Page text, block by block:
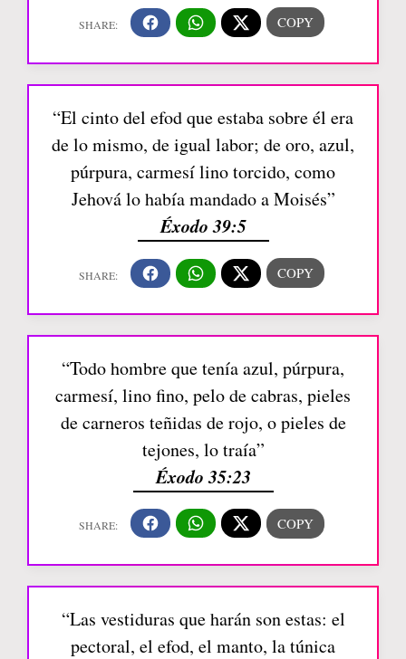
“El cinto del efod que estaba sobre él era
de lo mismo, de igual labor; de oro, azul,
púrpura, carmesí lino torcido, como
Jehová lo había mandado a Moisés”
Éxodo 39:5
“Todo hombre que tenía azul, púrpura,
carmesí, lino fino, pelo de cabras, pieles
de carneros teñidas de rojo, o pieles de
tejones, lo traía”
Éxodo 35:23
“Las vestiduras que harán son estas: el
pectoral, el efod, el manto, la túnica